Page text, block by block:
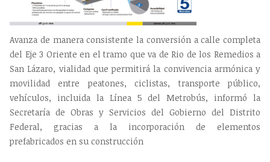
Avanza de manera consistente la conversión a calle completa
del Eje 3 Oriente en el tramo que va de Rio de los Remedios a
San Lázaro, vialidad que permitirá la convivencia armónica y
movilidad entre peatones, ciclistas, transporte público,
vehículos, incluida la Línea 5 del Metrobús, informó la
Secretaría de Obras y Servicios del Gobierno del Distrito
Federal, gracias a la incorporación de elementos
prefabricados en su construcción